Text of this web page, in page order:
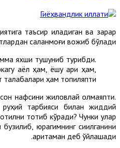
таъсир қиладиган ва зарар
сақланмоғи вожиб бўлади.
яхши тушуниб турибди.
аёл ҳам, ёшу қари ҳам,
талабалари ҳам топиляпти.
нафсини жиловлай олмаяпти.
тарбияси билан жиддий
тотиб кўради? Чунки улар
юрагимнинг сиқилганини
аритаман деб ўйлашади.